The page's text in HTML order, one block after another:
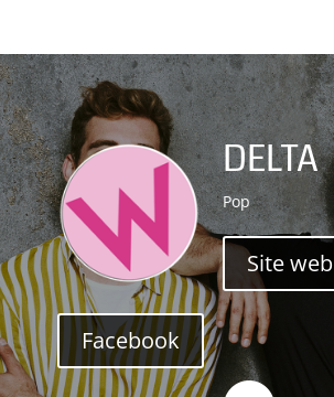
DELTA
Pop
Site web
Facebook